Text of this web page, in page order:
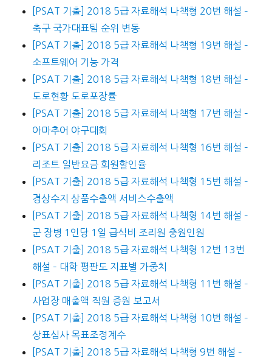
[PSAT 기출] 2018 5급 자료해석 나책형 20번 해설 –
축구 국가대표팀 순위 변동
[PSAT 기출] 2018 5급 자료해석 나책형 19번 해설 –
소프트웨어 기능 가격
[PSAT 기출] 2018 5급 자료해석 나책형 18번 해설 –
도로현황 도로포장률
[PSAT 기출] 2018 5급 자료해석 나책형 17번 해설 –
아마추어 야구대회
[PSAT 기출] 2018 5급 자료해석 나책형 16번 해설 –
리조트 일반요금 회원할인율
[PSAT 기출] 2018 5급 자료해석 나책형 15번 해설 –
경상수지 상품수출액 서비스수출액
[PSAT 기출] 2018 5급 자료해석 나책형 14번 해설 –
군 장병 1인당 1일 급식비 조리원 충원인원
[PSAT 기출] 2018 5급 자료해석 나책형 12번 13번
해설 – 대학 평판도 지표별 가중치
[PSAT 기출] 2018 5급 자료해석 나책형 11번 해설 –
사업장 매출액 직원 증원 보고서
[PSAT 기출] 2018 5급 자료해석 나책형 10번 해설 –
상표심사 목표조정계수
[PSAT 기출] 2018 5급 자료해석 나책형 9번 해설 –